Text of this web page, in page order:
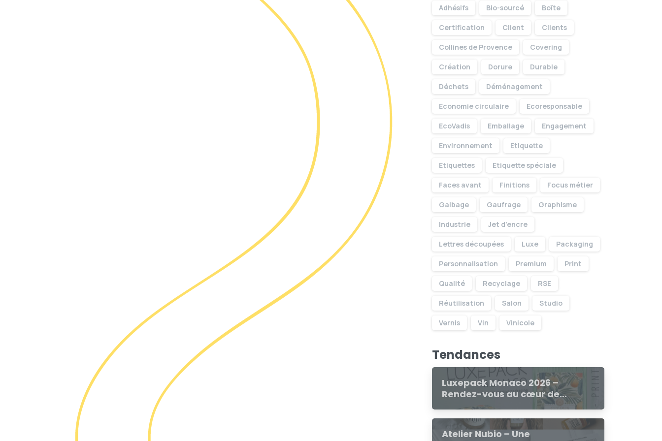
Adhésifs Bio-sourcé Boîte
Certification Client Clients
Collines de Provence Covering
Création Dorure Durable
Déchets Déménagement
Economie circulaire Ecoresponsable
EcoVadis Emballage Engagement
Environnement Etiquette
Etiquettes Etiquette spéciale
Faces avant Finitions Focus métier
Galbage Gaufrage Graphisme
Industrie Jet d'encre
Lettres découpées Luxe Packaging
Personnalisation Premium Print
Qualité Recyclage RSE
Réutilisation Salon Studio
Vernis Vin Vinicole
Tendances
Luxepack Monaco 2026 –
Rendez-vous au cœur de
l’innovation luxe
Atelier Nubio – Une